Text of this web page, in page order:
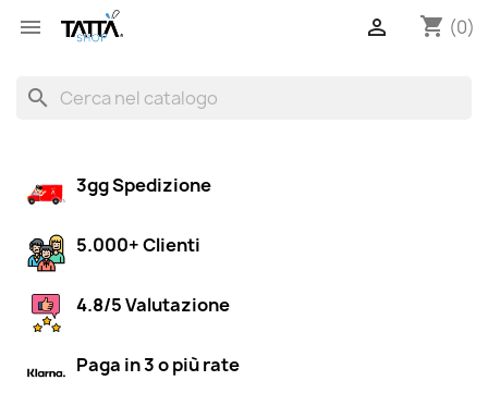
 shopping_cart (0)

search
3gg Spedizione
5.000+ Clienti
4.8/5 Valutazione
Paga in 3 o più rate